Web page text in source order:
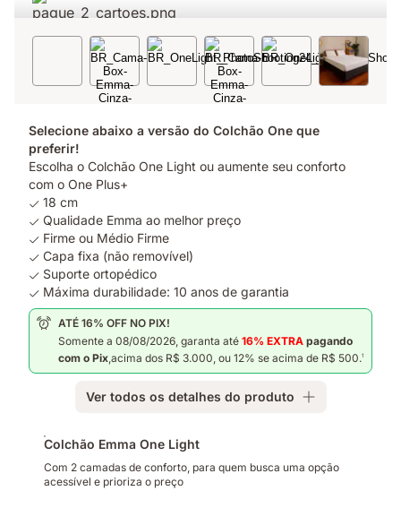
Selecione abaixo a versão do Colchão One que
preferir!
Escolha o Colchão One Light ou aumente seu conforto
com o One Plus+
18 cm
Qualidade Emma ao melhor preço
Firme ou Médio Firme
Capa fixa (não removível)
Suporte ortopédico
Máxima durabilidade: 10 anos de garantia
ATÉ 16% OFF NO PIX!
Somente a 08/08/2026, garanta até 16% EXTRA pagando
com o Pix,acima dos R$ 3.000, ou 12% se acima de R$ 500.1
Ver todos os detalhes do produto
Colchão Emma One Light
Com 2 camadas de conforto, para quem busca uma opção
acessível e prioriza o preço